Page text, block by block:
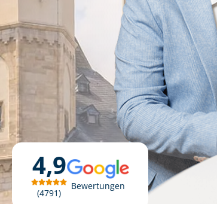
4,9
4791
Bewertungen